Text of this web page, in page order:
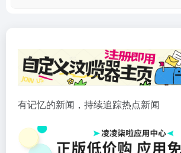
有记忆的新闻，持续追踪热点新闻